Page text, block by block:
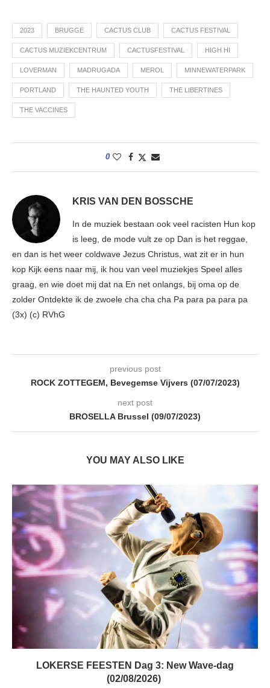
2023 BRUGGE CACTUS CLUB CACTUS FESTIVAL
CACTUS MUZIEKCENTRUM CACTUSFESTIVAL HIGH HI
LOVERMAN MADRUGADA MEROL MINNEWATERPARK
PORTLAND THE HAUNTED YOUTH THE LIBERTINES
THE VACCINES
0
KRIS VAN DEN BOSSCHE
In de muziek bestaan ook veel racisten Hun kop
is leeg, de mode vult ze op Dan is het reggae,
en dan is het weer coldwave Jezus Christus, wat zit er in hun
kop Kijk eens naar mij, ik hou van veel muziekjes Speel alles
graag, en wie doet mij dat na En net onlangs, bij oma op de
zolder Ontdekte ik de zwoele cha cha cha Pa para pa para pa
(3x) (c) RVhG
previous post
ROCK ZOTTEGEM, Bevegemse Vijvers (07/07/2023)
next post
BROSELLA Brussel (09/07/2023)
YOU MAY ALSO LIKE
LOKERSE FEESTEN Dag 3: New Wave-dag
(02/08/2026)